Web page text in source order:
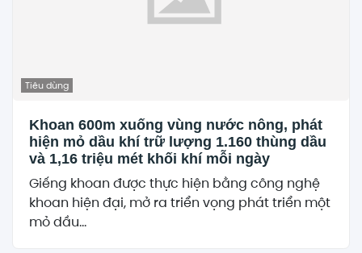
Tiêu dùng
Khoan 600m xuống vùng nước nông, phát
hiện mỏ dầu khí trữ lượng 1.160 thùng dầu
và 1,16 triệu mét khối khí mỗi ngày
Giếng khoan được thực hiện bằng công nghệ
khoan hiện đại, mở ra triển vọng phát triển một
mỏ dầu...